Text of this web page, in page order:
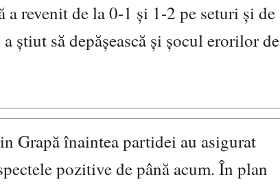
revenit de la 0-1 și 1-2 pe seturi și de
știut să depășească și șocul erorilor de
Grapă înaintea partidei au asigurat
pozitive de până acum. În plan